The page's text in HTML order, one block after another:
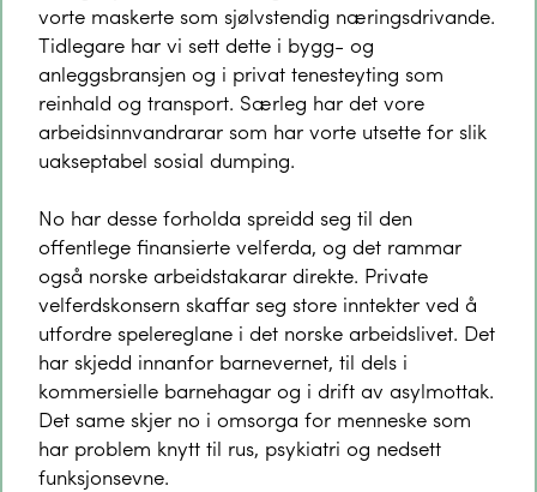
vorte maskerte som sjølvstendig næringsdrivande.
Tidlegare har vi sett dette i bygg- og
anleggsbransjen og i privat tenesteyting som
reinhald og transport. Særleg har det vore
arbeidsinnvandrarar som har vorte utsette for slik
uakseptabel sosial dumping.
No har desse forholda spreidd seg til den
offentlege finansierte velferda, og det rammar
også norske arbeidstakarar direkte. Private
velferdskonsern skaffar seg store inntekter ved å
utfordre spelereglane i det norske arbeidslivet. Det
har skjedd innanfor barnevernet, til dels i
kommersielle barnehagar og i drift av asylmottak.
Det same skjer no i omsorga for menneske som
har problem knytt til rus, psykiatri og nedsett
funksjonsevne.